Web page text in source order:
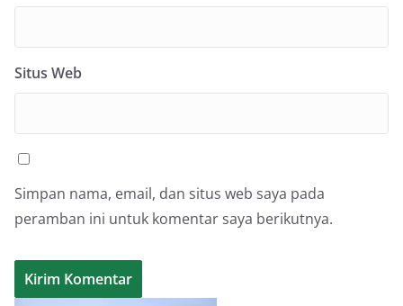
Situs Web
Simpan nama, email, dan situs web saya pada
peramban ini untuk komentar saya berikutnya.